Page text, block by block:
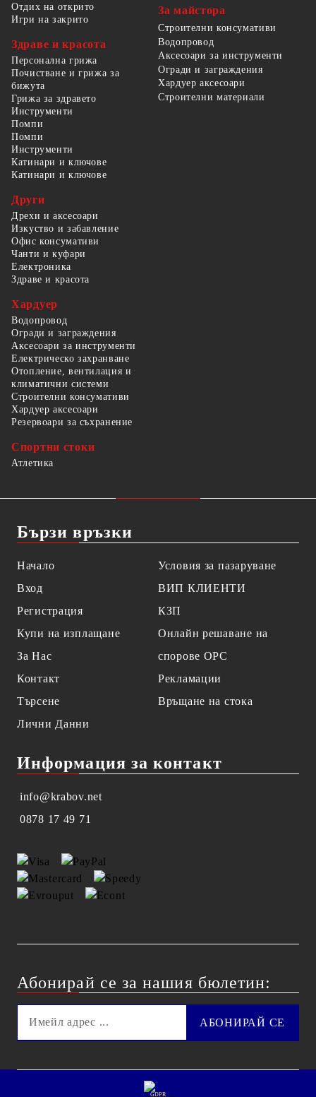
Отдих на открито
Игри на закрито
Здраве и красота
Персонална грижа
Почистване и грижа за
бижута
Грижа за здравето
За майстора
Строителни консумативи
Водопровод
Аксесоари за инструменти
Огради и заграждения
Хардуер аксесоари
Строителни материали
Инструменти
Помпи
Помпи
Инструменти
Катинари и ключове
Катинари и ключове
Други
Дрехи и аксесоари
Изкуство и забавление
Офис консумативи
Чанти и куфари
Електроника
Здраве и красота
Хардуер
Водопровод
Огради и заграждения
Аксесоари за инструменти
Електрическо захранване
Отопление, вентилация и
климатични системи
Строителни консумативи
Хардуер аксесоари
Резервоари за съхранение
Спортни стоки
Атлетика
Бързи връзки
Начало
Вход
Регистрация
Купи на изплащане
За Нас
Контакт
Търсене
Лични Данни
Условия за пазаруване
ВИП КЛИЕНТИ
КЗП
Онлайн решаване на
спорове OPC
Рекламации
Връщане на стока
Информация за контакт
info@krabov.net
0878 17 49 71
Абонирай се за нашия бюлетин:
GDPR